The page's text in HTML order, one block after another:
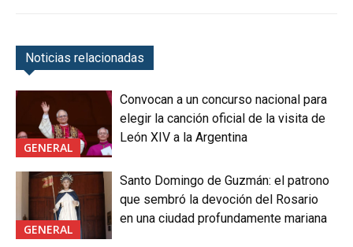
Noticias relacionadas
GENERAL
Convocan a un concurso nacional para
elegir la canción oficial de la visita de
León XIV a la Argentina
GENERAL
Santo Domingo de Guzmán: el patrono
que sembró la devoción del Rosario
en una ciudad profundamente mariana